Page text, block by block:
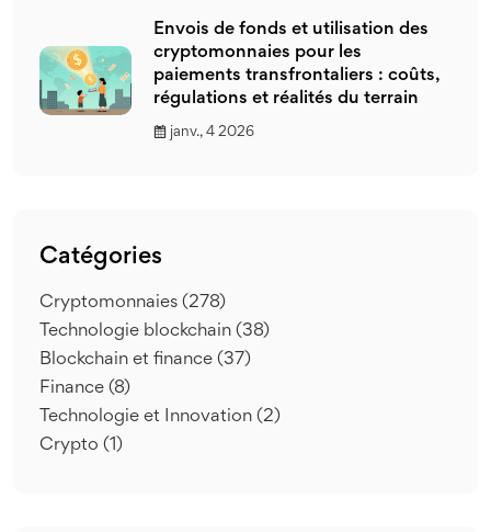
Envois de fonds et utilisation des
cryptomonnaies pour les
paiements transfrontaliers : coûts,
régulations et réalités du terrain
janv., 4 2026
Catégories
Cryptomonnaies (278)
Technologie blockchain (38)
Blockchain et finance (37)
Finance (8)
Technologie et Innovation (2)
Crypto (1)